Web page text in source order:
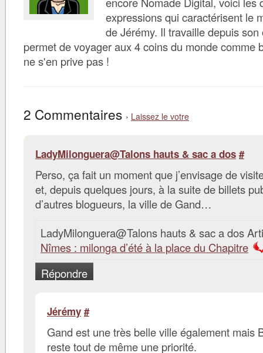
expressions qui caractérisent le
de Jérémy. Il travaille depuis
permet de voyager aux 4 coins du monde comme
ne s'en prive pas !
2 Commentaires › Laissez le votre
LadyMilonguera@Talons hauts & sac a dos #
Perso, ça fait un moment que j’envisage de
et, depuis quelques jours, à la suite de billets
d’autres blogueurs, la ville de Gand…
LadyMilonguera@Talons hauts & sac a dos
Nîmes : milonga d’été à la place du Chapitre
Répondre
Jérémy #
Gand est une très belle ville également mais
reste tout de même une priorité.